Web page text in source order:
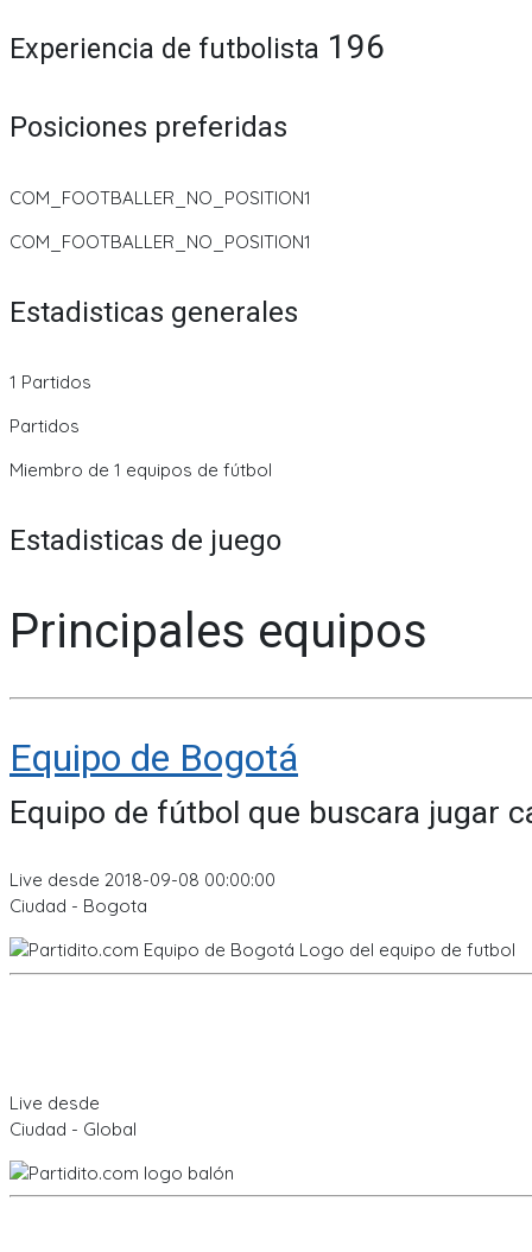
Experiencia de futbolista 196
Posiciones preferidas
COM_FOOTBALLER_NO_POSITION1
COM_FOOTBALLER_NO_POSITION1
Estadisticas generales
1 Partidos
Partidos
Miembro de 1 equipos de fútbol
Estadisticas de juego
Principales equipos
Equipo de Bogotá
Equipo de fútbol que buscara jugar
Live desde 2018-09-08 00:00:00
Ciudad - Bogota
Live desde
Ciudad - Global